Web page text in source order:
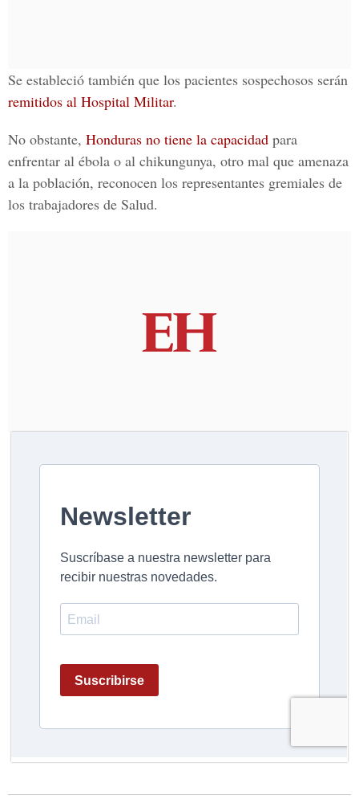
Se estableció también que los pacientes sospechosos serán
remitidos al Hospital Militar.
No obstante, Honduras no tiene la capacidad para
enfrentar al ébola o al chikungunya, otro mal que amenaza
a la población, reconocen los representantes gremiales de
los trabajadores de Salud.